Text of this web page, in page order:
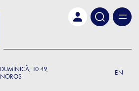
DUMINICĂ 10:49
NOROS
EN